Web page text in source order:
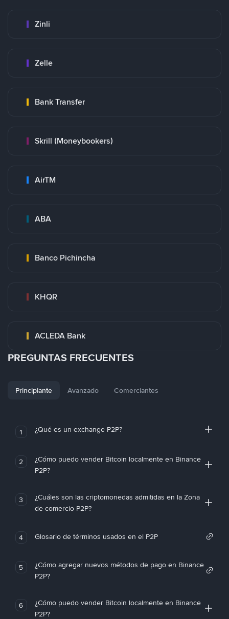
Zinli
Zelle
Bank Transfer
Skrill (Moneybookers)
AirTM
ABA
Banco Pichincha
KHQR
ACLEDA Bank
PREGUNTAS FRECUENTES
Principiante Avanzado Comerciantes
1 ¿Qué es un exchange P2P?
2
¿Cómo puedo vender Bitcoin localmente en Binance
P2P?
3
¿Cuáles son las criptomonedas admitidas en la Zona
de comercio P2P?
4 Glosario de términos usados en el P2P
5
¿Cómo agregar nuevos métodos de pago en Binance
P2P?
6
¿Cómo puedo vender Bitcoin localmente en Binance
P2P?